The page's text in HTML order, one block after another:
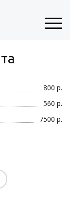
800 р.
560 р.
7500 р.